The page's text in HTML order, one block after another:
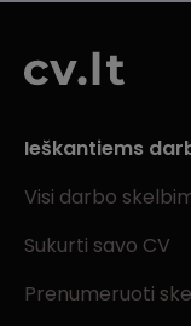
Ieškantiems
Visi darbo
Sukurti savo CV
Prenumeruoti